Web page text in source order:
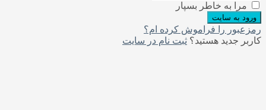
مرا به خاطر بسپار
ورود به سایت
رمزعبور را فراموش کرده ام؟
کاربر جدید هستید؟ ثبت نام در سایت